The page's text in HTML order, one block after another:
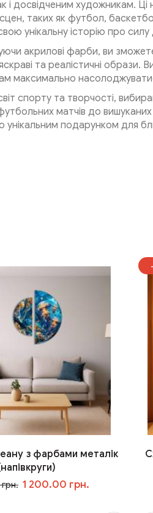
і досвідченим художникам.
таких як футбол,
унікальну історію про
акрилові фарби, ви
та реалістичні образи.
максимально
спорту та творчості,
матчів до
унікальним подарунком для
з фарбами металік
1 200.00 грн.